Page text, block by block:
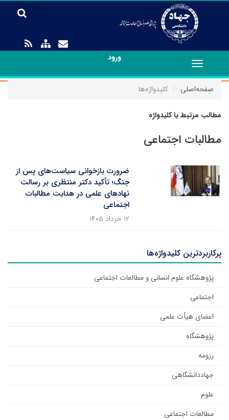
ورود
Toggle
navigation
صفحه‌اصلی
کلیدواژه‌ها
مطالب مرتبط با کلیدواژه
مطالبات اجتماعی
ضرورت بازخوانی سیاست‌های پس از
جنگ؛ تأکید دکتر منتظری بر رسالت
نهادهای علمی در هدایت مطالبات
اجتماعی
۱۲ خرداد ۱۴۰۵
پرکاربردترین کلیدواژه‌ها
پژوهشگاه علوم انسانی و مطالعات اجتماعی
اجتماعی
اعضای هیأت علمی
پژوهشگاه
رزومه
جهاددانشگاهی
علوم
مطالعات اجتماعی